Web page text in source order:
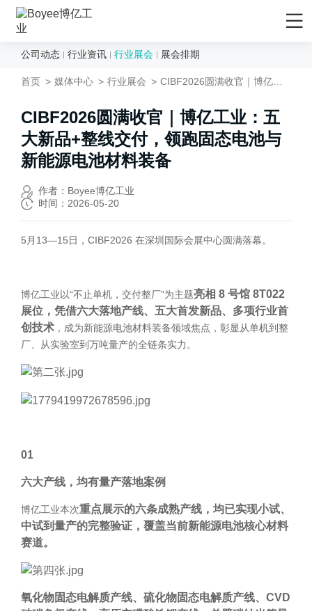
首页
产品/解决方案
应用领域
先进材料
矿物&矿产
陶瓷
化妆品
农药
新能源正极材料
碳材料
固态电解质
燃料电池
涂料
纳米油墨
半导体行业
制药行业
其它
服务支持
售后服务
售前服务
资料下载
研发与制造
技术文章
FAQ
媒体中心
公司动态
行业展会
关于Boyee
公司介绍
品牌解析
企业文化
联系我们
联系我们
招贤纳士
公司动态 行业资讯 行业展会 展会排期
首页 媒体中心 行业展会
CIBF2026圆满收官｜博亿工业：五
大新品+整线交付，领跑固态电池与
新能源电池材料装备
作者：Boyee博亿工业
时间：2026-05-20
5月13—15日，CIBF2026 在深圳国际会展中心圆满落幕。
博亿工业以“不止单机，交付整厂”为主题亮相 8 号馆 8T022
展位，凭借六大落地产线、五大首发新品、多项行业首
创技术 ，成为新能源电池材料装备领域焦点，彰显从单机到整
厂、从实验室到万吨量产的全链条实力。
01
六大产线，均有量产落地案例
博亿工业本次重点展示的六条成熟产线，均已实现小试、
中试到量产的完整验证，覆盖当前新能源电池核心材料
赛道。
氧化物固态电解质产线、硫化物固态电解质产线、CVD